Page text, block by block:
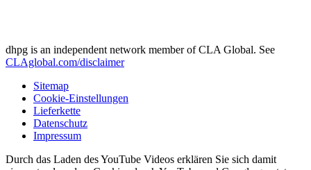
dhpg is an independent network member of CLA Global. See
CLAglobal.com/disclaimer
Sitemap
Cookie-Einstellungen
Lieferkette
Datenschutz
Impressum
Durch das Laden des YouTube Videos erklären Sie sich damit